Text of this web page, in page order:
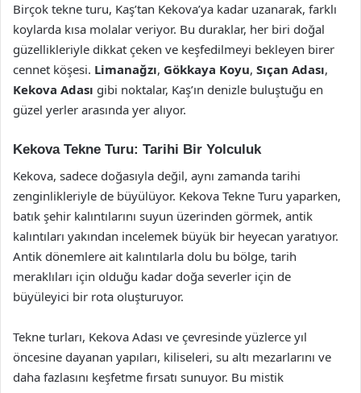
Birçok tekne turu, Kaş’tan Kekova’ya kadar uzanarak, farklı
koylarda kısa molalar veriyor. Bu duraklar, her biri doğal
güzellikleriyle dikkat çeken ve keşfedilmeyi bekleyen birer
cennet köşesi. Limanağzı, Gökkaya Koyu, Sıçan Adası,
Kekova Adası gibi noktalar, Kaş’ın denizle buluştuğu en
güzel yerler arasında yer alıyor.
Kekova Tekne Turu: Tarihi Bir Yolculuk
Kekova, sadece doğasıyla değil, aynı zamanda tarihi
zenginlikleriyle de büyülüyor. Kekova Tekne Turu yaparken,
batık şehir kalıntılarını suyun üzerinden görmek, antik
kalıntıları yakından incelemek büyük bir heyecan yaratıyor.
Antik dönemlere ait kalıntılarla dolu bu bölge, tarih
meraklıları için olduğu kadar doğa severler için de
büyüleyici bir rota oluşturuyor.
Tekne turları, Kekova Adası ve çevresinde yüzlerce yıl
öncesine dayanan yapıları, kiliseleri, su altı mezarlarını ve
daha fazlasını keşfetme fırsatı sunuyor. Bu mistik